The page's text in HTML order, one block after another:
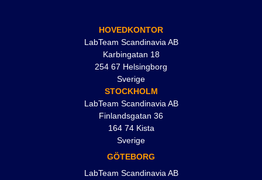
HOVEDKONTOR
LabTeam Scandinavia AB
Karbingatan 18
254 67 Helsingborg
Sverige
STOCKHOLM
LabTeam Scandinavia AB
Finlandsgatan 36
164 74 Kista
Sverige
GÖTEBORG
LabTeam Scandinavia AB